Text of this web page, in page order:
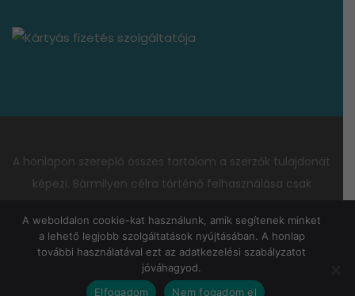
A honlapon szereplő összes tartalom a szerzők tulajdonát
képezi. Bármilyen célra történő felhasználása csak
Engedélyért írjon nekünk! E-mail:
kapcsolat@bagotunde.com
Copyright © dr. Szalainé dr. Bagó Margit Tünde és dr.
A weboldalon cookie-kat használunk, amik segítenek minket
a lehető legjobb szolgáltatások nyújtásában. A honlap
további használatával ezt az adatkezelési szabályzatot
jóváhagyod.
Elfogadom
Nem fogadom el